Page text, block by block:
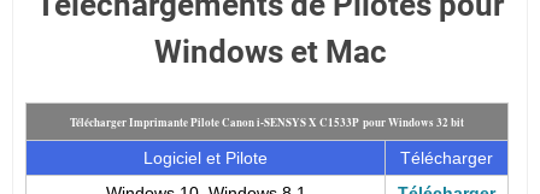
Windows et Mac
Télécharger Imprimante Pilote Canon i-SENSYS X C1533P pour Windows 32 bit
Logiciel et Pilote
Télécharger